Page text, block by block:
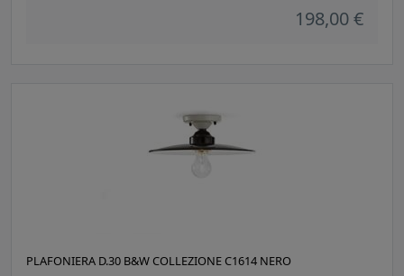
198,00 €
PLAFONIERA D.30 B&W COLLEZIONE C1614 NERO